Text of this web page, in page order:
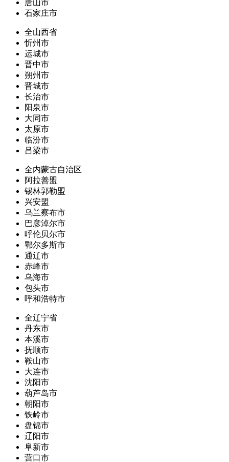
唐山市
石家庄市
全山西省
忻州市
运城市
晋中市
朔州市
晋城市
长治市
阳泉市
大同市
太原市
临汾市
吕梁市
全内蒙古自治区
阿拉善盟
锡林郭勒盟
兴安盟
乌兰察布市
巴彦淖尔市
呼伦贝尔市
鄂尔多斯市
通辽市
赤峰市
乌海市
包头市
呼和浩特市
全辽宁省
丹东市
本溪市
抚顺市
鞍山市
大连市
沈阳市
葫芦岛市
朝阳市
铁岭市
盘锦市
辽阳市
阜新市
营口市